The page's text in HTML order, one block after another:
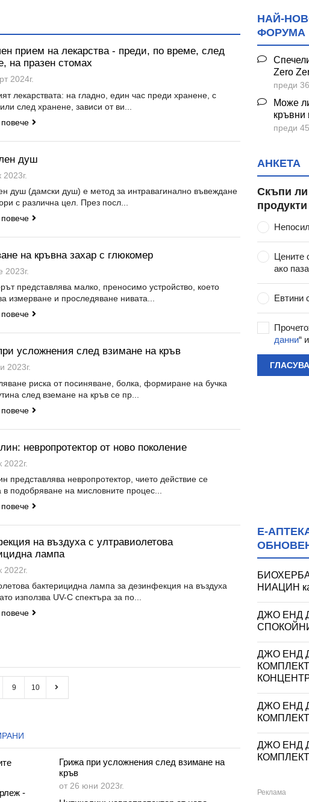
прием на лекарства - преди, по време, след
на празен стомах
2024г.
лекарствата: на гладно, един час преди хранене, с
след хранене, зависи от ви...
душ
2023г.
душ (дамски душ) е метод за интравагинално въвеждане
с различна цел. През посл...
на кръвна захар с глюкомер
2023г.
представлява малко, преносимо устройство, което
измерване и проследяване нивата...
усложнения след взимане на кръв
2023г.
риска от посиняване, болка, формиране на бучка
след вземане на кръв се пр...
невропротектор от ново поколение
2022г.
представлява невропротектор, чието действие се
в подобряване на мисловните процес...
на въздуха с ултравиолетова
лампа
2022г.
бактерицидна лампа за дезинфекция на въздуха
използва UV-C спектъра за по...
9 10
-
Грижа при усложнения след взимане на
кръв
от 26 юни 2023г.
НАЙ-
ФОРУМА
Zero
преди
Може
кръвни
преди
АНКЕТА
Скъпи ли
Цените
ако
Евтини
данни“
Е-
НИАЦИН
ДЖО ЕНД
ДЖО ЕНД
ДЖО ЕНД
ДЖО ЕНД